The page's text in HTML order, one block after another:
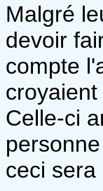
Malgré
devoir
compte
Celle-ci
ceci